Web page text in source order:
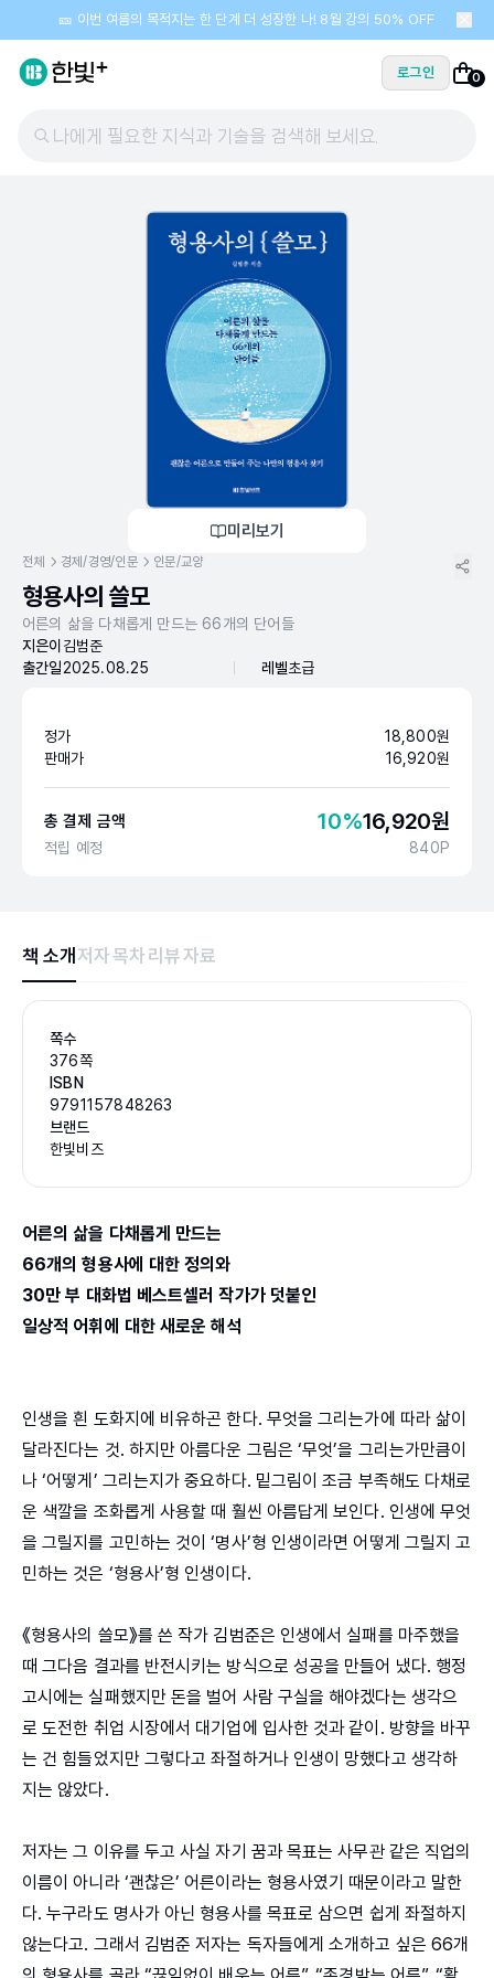
🎫 이번 여름의 목적지는 한 단계 더 성장한 나! 8월 강의 50% OFF
로그인 0
나에게 필요한 지식과 기술을 검색해 보세요.
미리보기
전체 경제/경영/인문 인문/교양
형용사의 쓸모
어른의 삶을 다채롭게 만드는 66개의 단어들
지은이 김범준
출간일2025.08.25 레벨초급
정가 18,800원
판매가
16,920원
총 결제 금액 10%16,920원
적립 예정 840P
책 소개 저자목차 리뷰 자료
쪽수
376쪽
ISBN
9791157848263
브랜드
한빛비즈
어른의 삶을 다채롭게 만드는
66개의 형용사에 대한 정의와
30만 부 대화법 베스트셀러 작가가 덧붙인
일상적 어휘에 대한 새로운 해석
인생을 흰 도화지에 비유하곤 한다. 무엇을 그리는가에 따라 삶이
달라진다는 것. 하지만 아름다운 그림은 ‘무엇’을 그리는가만큼이
나 ‘어떻게’ 그리는지가 중요하다. 밑그림이 조금 부족해도 다채로
운 색깔을 조화롭게 사용할 때 훨씬 아름답게 보인다. 인생에 무엇
을 그릴지를 고민하는 것이 ‘명사’형 인생이라면 어떻게 그릴지 고
민하는 것은 ‘형용사’형 인생이다.
《형용사의 쓸모》를 쓴 작가 김범준은 인생에서 실패를 마주했을
때 그다음 결과를 반전시키는 방식으로 성공을 만들어 냈다. 행정
고시에는 실패했지만 돈을 벌어 사람 구실을 해야겠다는 생각으
로 도전한 취업 시장에서 대기업에 입사한 것과 같이. 방향을 바꾸
는 건 힘들었지만 그렇다고 좌절하거나 인생이 망했다고 생각하
지는 않았다.
저자는 그 이유를 두고 사실 자기 꿈과 목표는 사무관 같은 직업의
이름이 아니라 ‘괜찮은’ 어른이라는 형용사였기 때문이라고 말한
다. 누구라도 명사가 아닌 형용사를 목표로 삼으면 쉽게 좌절하지
않는다고. 그래서 김범준 저자는 독자들에게 소개하고 싶은 66개